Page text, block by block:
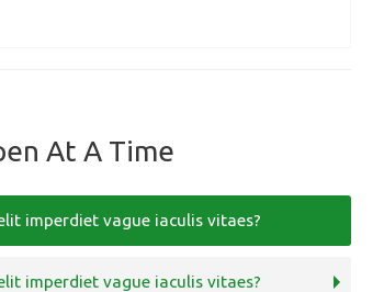
At A Time
imperdiet vague iaculis vitaes?
imperdiet vague iaculis vitaes?